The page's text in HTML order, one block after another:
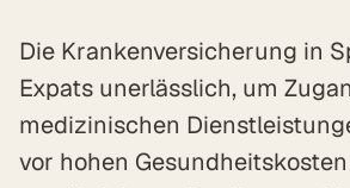
Die Krankenversicherung in
Expats unerlässlich, um
medizinischen
vor hohen